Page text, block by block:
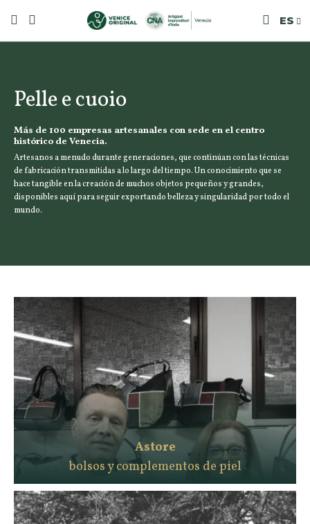
ES
Pelle e cuoio
Más de 100 empresas artesanales con sede en el centro
histórico de Venecia.
Artesanos a menudo durante generaciones, que continúan con las técnicas
de fabricación transmitidas a lo largo del tiempo. Un conocimiento que se
hace tangible en la creación de muchos objetos pequeños y grandes,
disponibles aquí para seguir exportando belleza y singularidad por todo el
mundo.
Astore
bolsos y complementos de piel